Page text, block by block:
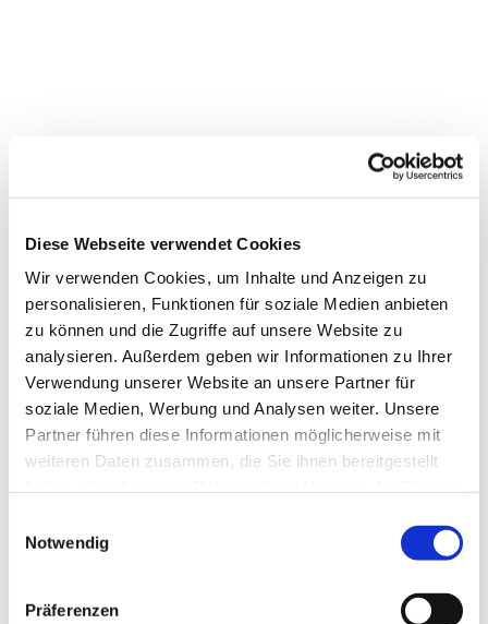
Diese Webseite verwendet Cookies
Wir verwenden Cookies, um Inhalte und Anzeigen zu
personalisieren, Funktionen für soziale Medien anbieten
zu können und die Zugriffe auf unsere Website zu
analysieren. Außerdem geben wir Informationen zu Ihrer
Verwendung unserer Website an unsere Partner für
soziale Medien, Werbung und Analysen weiter. Unsere
Partner führen diese Informationen möglicherweise mit
weiteren Daten zusammen, die Sie ihnen bereitgestellt
Notwendig
Präferenzen
Dies könnte Sie auch
interessieren